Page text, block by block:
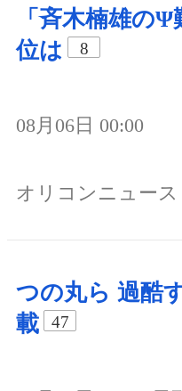
「斉木楠雄の
位は
8
08月06日 00:00
オリコンニュース
つの丸ら 過酷
載
47